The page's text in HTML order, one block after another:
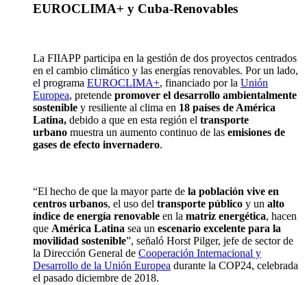
EUROCLIMA+ y Cuba-Renovables
La FIIAPP participa en la gestión de dos proyectos centrados
en el cambio climático y las energías renovables. Por un lado,
el programa EUROCLIMA+, financiado por la Unión
Europea, pretende promover el desarrollo ambientalmente
sostenible y resiliente al clima en 18 países de América
Latina, debido a que en esta región el transporte
urbano muestra un aumento continuo de las emisiones de
gases de efecto invernadero.
“El hecho de que la mayor parte de la población vive en
centros urbanos, el uso del transporte público y un alto
índice de energía renovable en la matriz energética, hacen
que América Latina sea un escenario excelente para la
movilidad sostenible”, señaló Horst Pilger, jefe de sector de
la Dirección General de Cooperación Internacional y
Desarrollo de la Unión Europea durante la COP24, celebrada
el pasado diciembre de 2018.